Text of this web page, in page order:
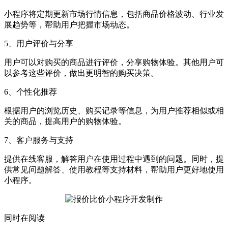
小程序将定期更新市场行情信息，包括商品价格波动、行业发
展趋势等，帮助用户把握市场动态。
5、用户评价与分享
用户可以对购买的商品进行评价，分享购物体验。其他用户可
以参考这些评价，做出更明智的购买决策。
6、个性化推荐
根据用户的浏览历史、购买记录等信息，为用户推荐相似或相
关的商品，提高用户的购物体验。
7、客户服务与支持
提供在线客服，解答用户在使用过程中遇到的问题。同时，提
供常见问题解答、使用教程等支持材料，帮助用户更好地使用
小程序。
同时在阅读